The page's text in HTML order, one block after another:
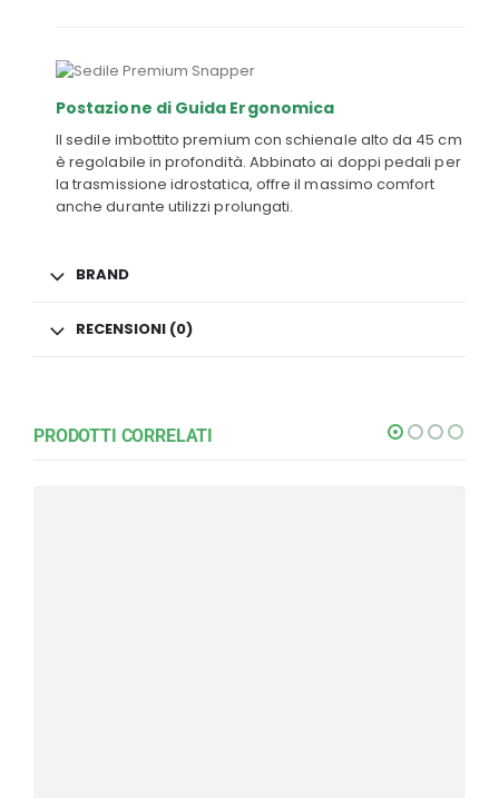
Postazione di Guida Ergonomica
Il sedile imbottito premium con schienale alto da 45 cm
è regolabile in profondità. Abbinato ai doppi pedali per
la trasmissione idrostatica, offre il massimo comfort
anche durante utilizzi prolungati.
BRAND
RECENSIONI (0)
PRODOTTI CORRELATI